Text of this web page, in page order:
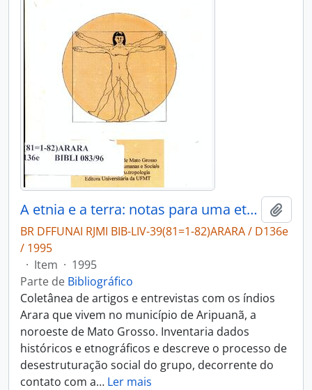
A etnia e a terra: notas para uma etnologia dos índios Arara (Aripuanã - MT).
BR DFFUNAI RJMI BIB-LIV-39(81=1-82)ARARA / D136e
/ 1995
· Item · 1995
Parte de Bibliográfico
Coletânea de artigos e entrevistas com os índios
Arara que vivem no município de Aripuanã, a
noroeste de Mato Grosso. Inventaria dados
históricos e etnográficos e descreve o processo de
desestruturação social do grupo, decorrente do
contato com a… Ler mais